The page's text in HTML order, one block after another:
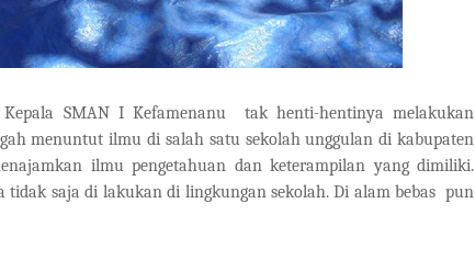
Kepala SMAN I Kefamenanu
tak henti-hentinya melakukan
menuntut ilmu di salah satu sekolah unggulan di kabupaten
ilmu pengetahuan dan keterampilan yang dimiliki.
saja di lakukan di lingkungan sekolah. Di alam bebas pun